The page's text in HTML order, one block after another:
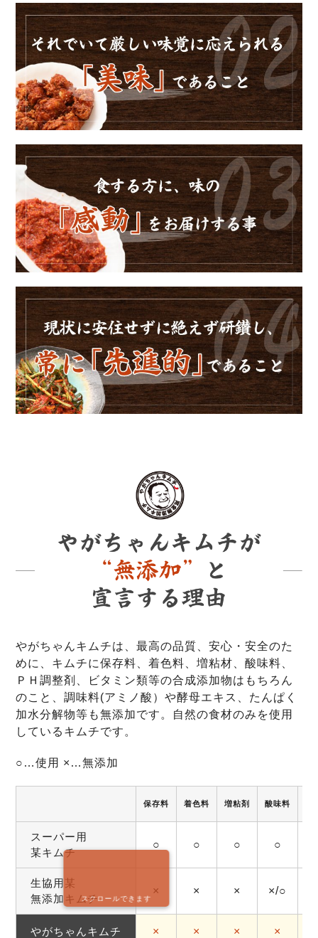
やがちゃんキムチは、最高の品質、安心・安全のた
めに、キムチに保存料、着色料、増粘材、酸味料、
ＰＨ調整剤、ビタミン類等の合成添加物はもちろん
のこと、調味料(アミノ酸）や酵母エキス、たんぱく
加水分解物等も無添加です。自然の食材のみを使用
しているキムチです。
○…使用 ×…無添加
保存料 着色料 増粘剤 酸味料
スーパー用
某キムチ
○ ○ ○ ○
生協用某
無添加キムチ
× × × ×/○
やがちゃんキムチ × × × ×
スクロールできます